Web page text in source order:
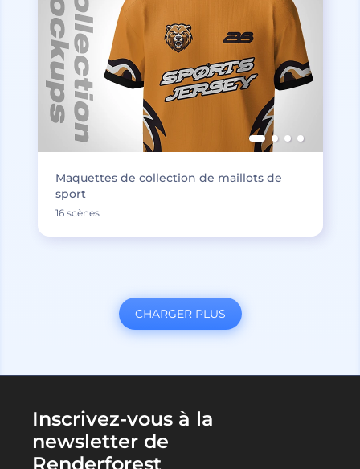
Maquettes de collection de maillots de
sport
16 scènes
CHARGER PLUS
Inscrivez-vous à la
newsletter de
Renderforest